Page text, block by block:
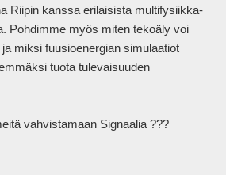
Riipin kanssa erilaisista multifysiikka-
Pohdimme myös miten tekoäly voi
miksi fuusioenergian simulaatiot
tuota tulevaisuuden
vahvistamaan Signaalia ???